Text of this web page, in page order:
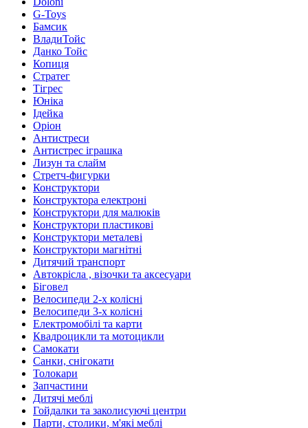
G-Toys
Бамсик
ВладиТойс
Данко Тойс
Копиця
Стратег
Тігрес
Юніка
Ідейка
Оріон
Антистреси
Антистрес іграшка
Лизун та слайм
Стретч-фигурки
Конструктори
Конструктора електроні
Конструктори для малюків
Конструктори пластикові
Конструктори металеві
Конструктори магнітні
Дитячий транспорт
Автокрісла , візочки та аксесуари
Біговел
Велосипеди 2-х колісні
Велосипеди 3-х колісні
Електромобілі та карти
Квадроцикли та мотоцикли
Самокати
Санки, снігокати
Толокари
Запчастини
Дитячі меблі
Гойдалки та заколисуючі центри
Парти, столики, м'які меблі